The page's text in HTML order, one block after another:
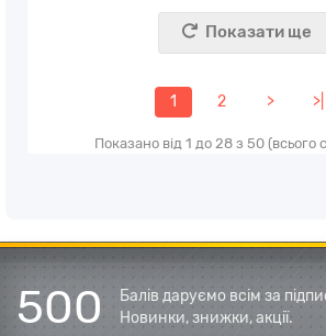
Показати ще
1 2 > >|
Показано від 1 до 28 з 50 (всього
500
Балів даруємо всім за
Новинки, знижки, акції.